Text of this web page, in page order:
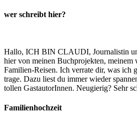
wer schreibt hier?
Hallo, ICH BIN CLAUDI, Journalistin
hier von meinen Buchprojekten, meinem
Familien-Reisen. Ich verrate dir, was ich
trage. Dazu liest du immer wieder
tollen GastautorInnen. Neugierig? Sehr
Familienhochzeit